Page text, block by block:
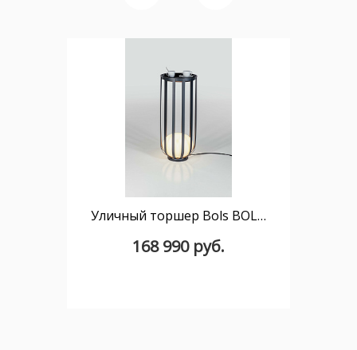
Уличный торшер Bols BOL_4027X со столиком TABLE KIT
168 990 руб.